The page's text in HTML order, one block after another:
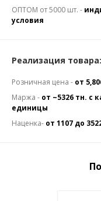
ОПТОМ от 5000 шт. -
условия
Реализация товара:
Розничная цена - от
Маржа - от ~5326 тн. с
единицы
Наценка- от 1107 до